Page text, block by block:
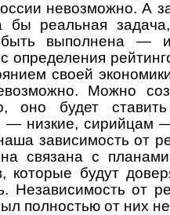
невозможно. А
бы реальная
выполнена — и
определения
своей
Можно
оно будет
— низкие, сирийцам
зависимость от
связана с
которые будут
Независимость от
полностью от них